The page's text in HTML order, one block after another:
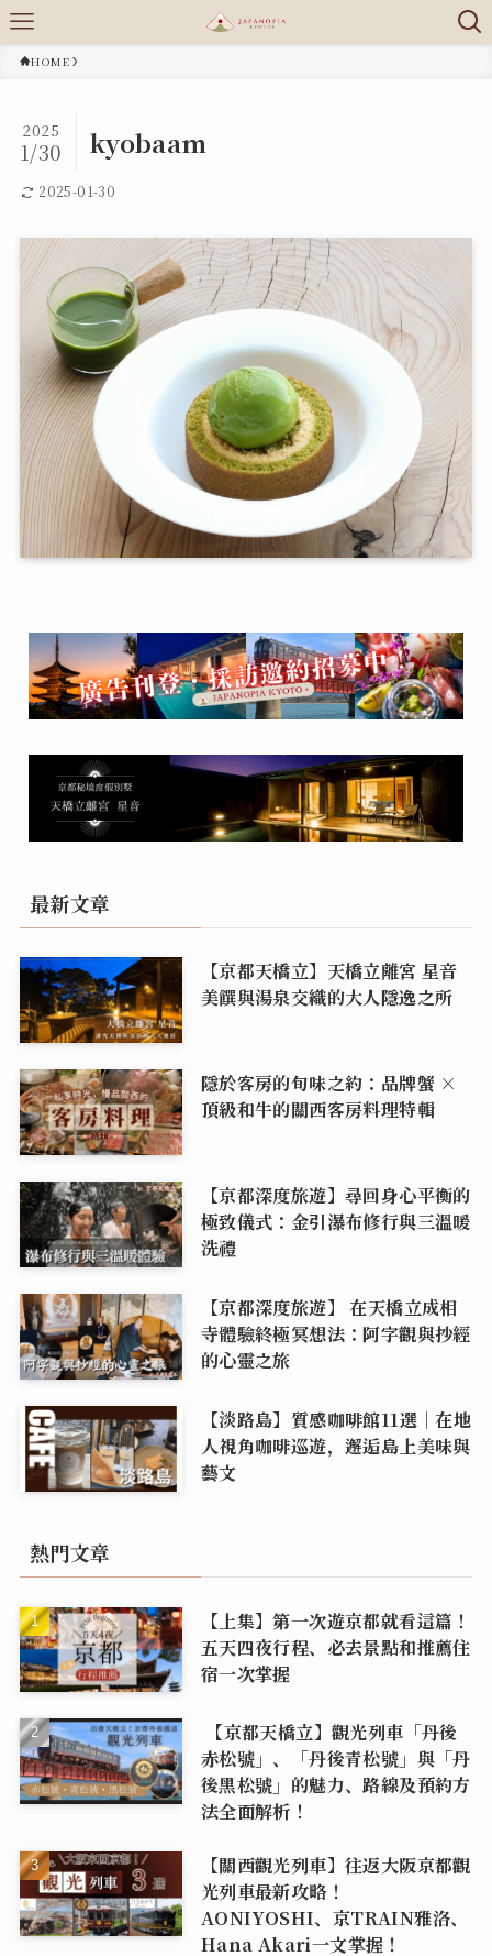
HOME
kyobaam
2025
1/30
2025-01-30
最新文章
【京都天橋立】天橋立離宮 星音
美饌與湯泉交織的大人隱逸之所
隱於客房的旬味之約：品牌蟹 ×
頂級和牛的關西客房料理特輯
【京都深度旅遊】尋回身心平衡的
極致儀式：金引瀑布修行與三溫暖
洗禮
【京都深度旅遊】 在天橋立成相
寺體驗終極冥想法：阿字觀與抄經
的心靈之旅
【淡路島】質感咖啡館11選｜在地
人視角咖啡巡遊，邂逅島上美味與
藝文
熱門文章
【上集】第一次遊京都就看這篇！
五天四夜行程、必去景點和推薦住
宿一次掌握
【京都天橋立】觀光列車「丹後
赤松號」、「丹後青松號」與「丹
後黑松號」的魅力、路線及預約方
法全面解析！
【關西觀光列車】往返大阪京都觀
光列車最新攻略！
AONIYOSHI、京TRAIN雅洛、
Hana Akari一文掌握！